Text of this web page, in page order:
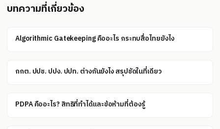
บทความที่เกี่ยวข้อง
Algorithmic Gatekeeping คืออะไร กระทบสื่อไทยยังไง
กกต. ปปช. ปปง. ปปท. ต่างกันยังไง สรุปชัดในที่เดียว
PDPA คืออะไร? สิทธิที่ทำได้และข้อห้ามที่ต้องรู้